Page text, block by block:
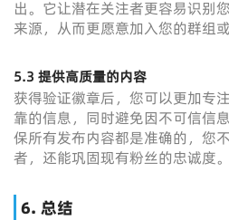
出。它让潜在关注者更容易识别
来源，从而更愿意加入您的群组
5.3 提供高质量的内容
获得验证徽章后，您可以更加专
靠的信息，同时避免因不可信信
保所有发布内容都是准确的，您
者，还能巩固现有粉丝的忠诚度。
6. 总结